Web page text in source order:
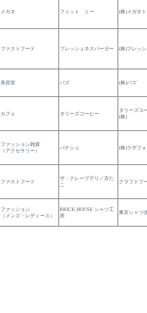
メガネ フィット ミー (株)メガネ
ファストフード フレッシュネスバーガー (株)フレッ
美容室 バズ (株)バズ
カフェ タリーズコーヒー
タリーズコ
(株)
ファッション雑貨
（アクセサリー）
パナシュ (株)ラザフ
ファストフード
ザ・クレープデリ／京た
こ
クラフトフ
ファッション
（メンズ・レディース）
BRICK HOUSE シャツ工
房
東京シャツ(